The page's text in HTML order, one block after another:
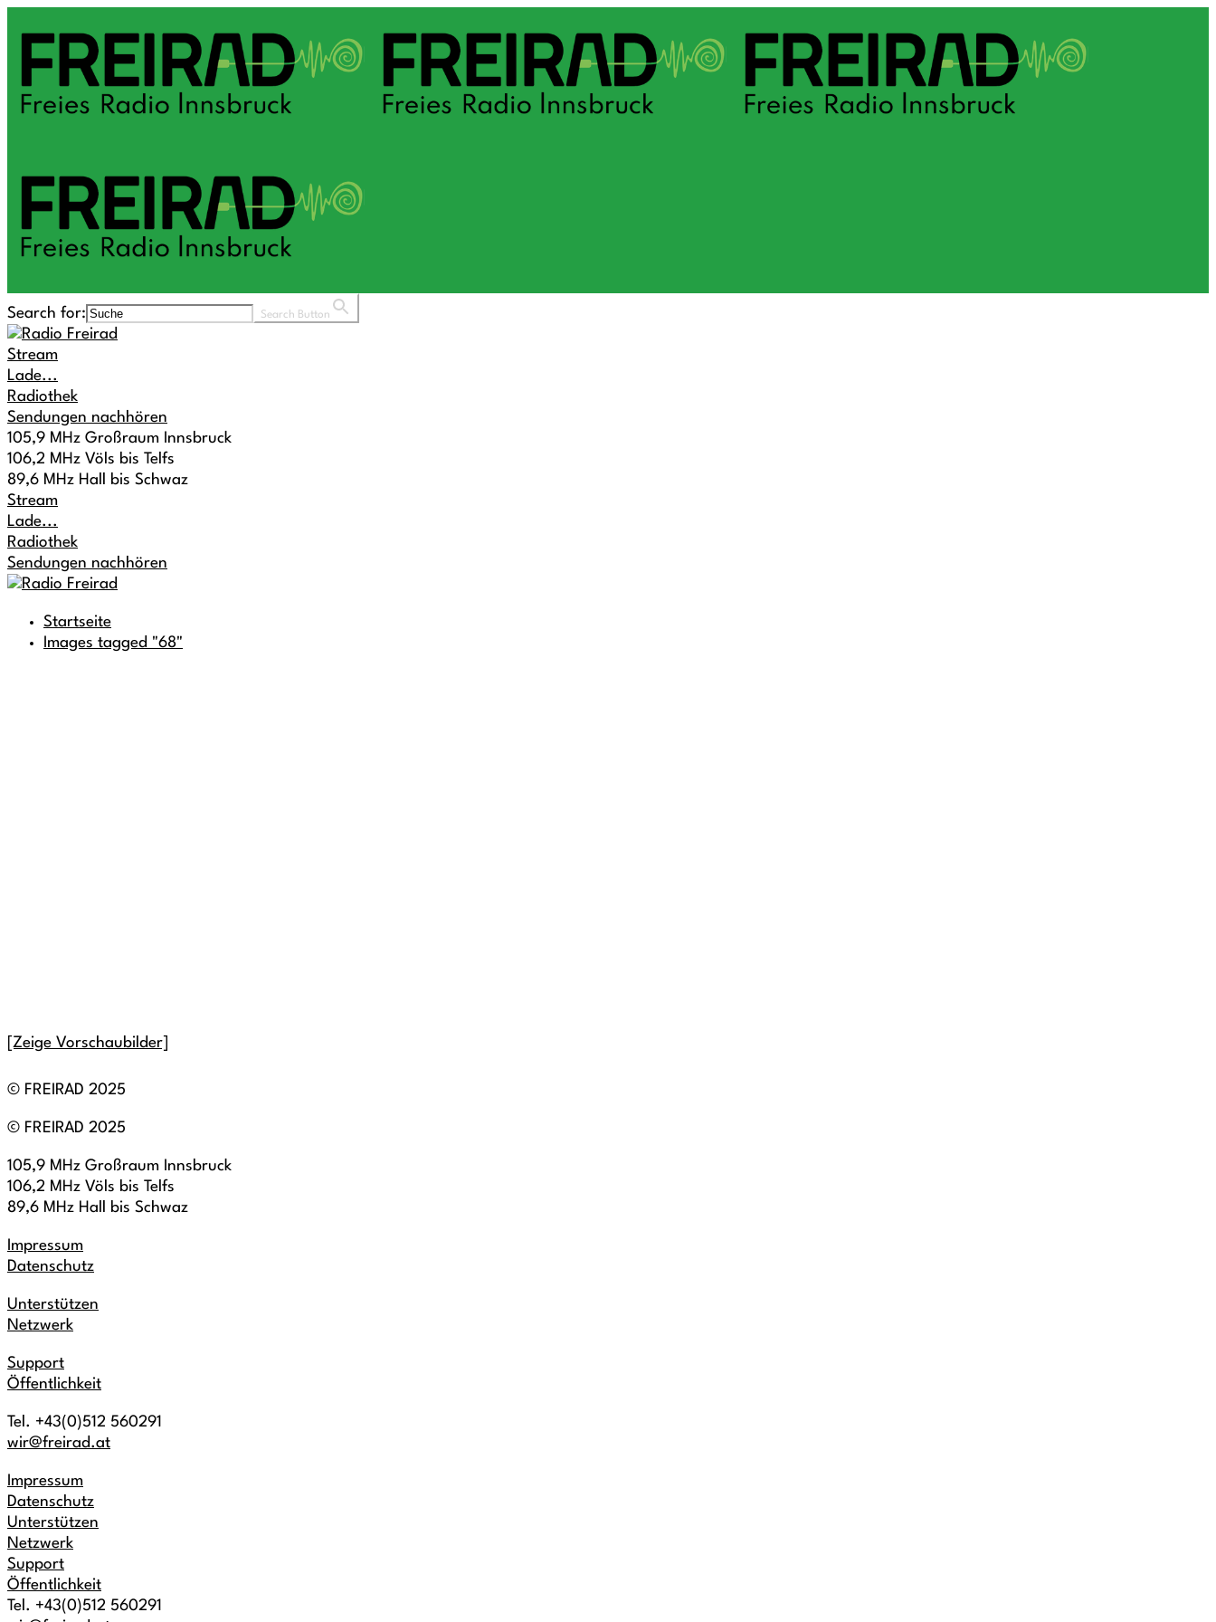
Search for: Search Button
Stream
Lade...
Radiothek
Sendungen nachhören
105,9 MHz Großraum Innsbruck
106,2 MHz Völs bis Telfs
89,6 MHz Hall bis Schwaz
Stream
Lade...
Radiothek
Sendungen nachhören
Startseite
Images tagged "68"
[Zeige Vorschaubilder]
© FREIRAD 2025
© FREIRAD 2025
105,9 MHz Großraum Innsbruck
106,2 MHz Völs bis Telfs
89,6 MHz Hall bis Schwaz
Impressum
Datenschutz
Unterstützen
Netzwerk
Support
Öffentlichkeit
Tel. +43(0)512 560291
wir@freirad.at
Impressum
Datenschutz
Unterstützen
Netzwerk
Support
Öffentlichkeit
Tel. +43(0)512 560291